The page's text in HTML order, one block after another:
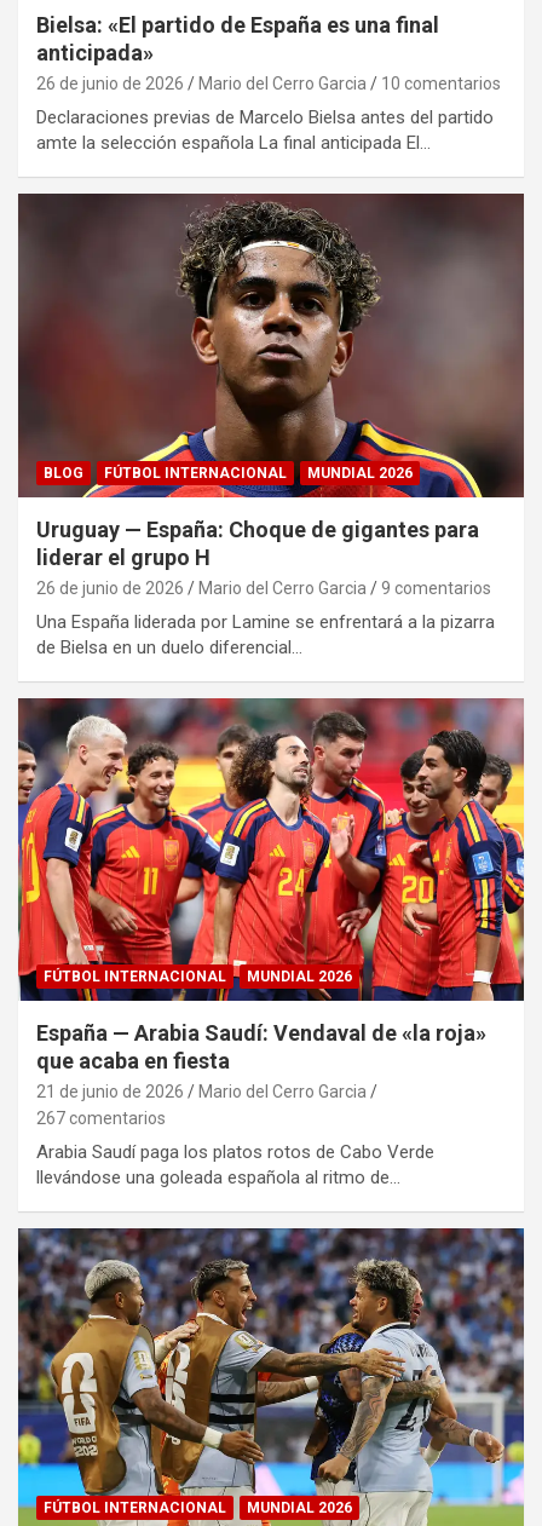
Bielsa: «El partido de España es una final
anticipada»
26 de junio de 2026 Mario del Cerro Garcia 10 comentarios
Declaraciones previas de Marcelo Bielsa antes del partido
amte la selección española La final anticipada El…
BLOG FÚTBOL INTERNACIONAL MUNDIAL 2026
Uruguay — España: Choque de gigantes para
liderar el grupo H
26 de junio de 2026 Mario del Cerro Garcia 9 comentarios
Una España liderada por Lamine se enfrentará a la pizarra
de Bielsa en un duelo diferencial…
FÚTBOL INTERNACIONAL MUNDIAL 2026
España — Arabia Saudí: Vendaval de «la roja»
que acaba en fiesta
21 de junio de 2026
Mario del Cerro Garcia
267 comentarios
Arabia Saudí paga los platos rotos de Cabo Verde
llevándose una goleada española al ritmo de…
FÚTBOL INTERNACIONAL MUNDIAL 2026